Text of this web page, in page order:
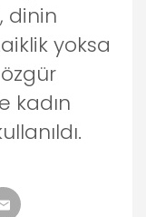
dinin
yoksa
kadın